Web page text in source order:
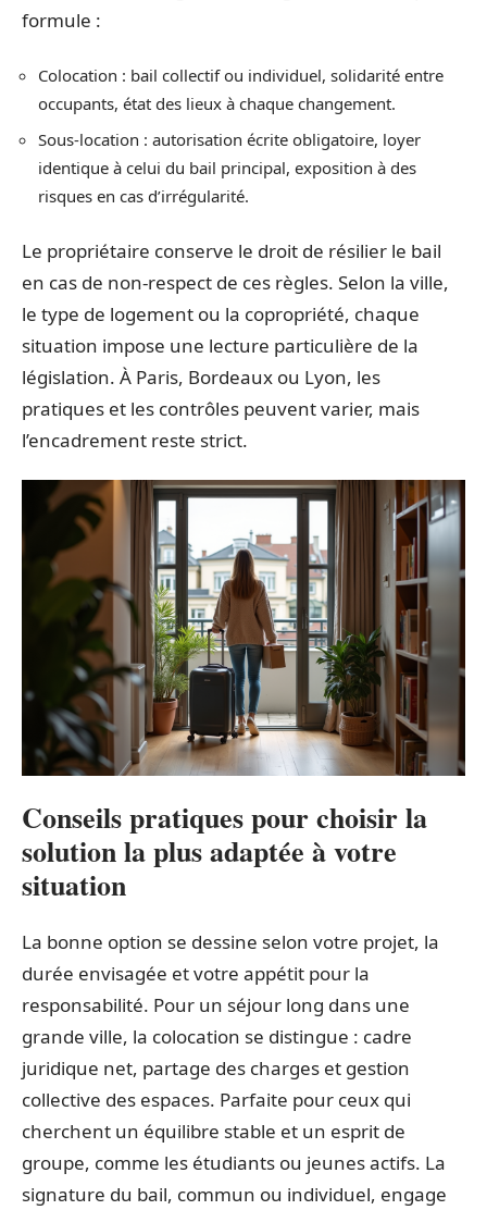
formule :
Colocation : bail collectif ou individuel, solidarité entre
occupants, état des lieux à chaque changement.
Sous-location : autorisation écrite obligatoire, loyer
identique à celui du bail principal, exposition à des
risques en cas d’irrégularité.
Le propriétaire conserve le droit de résilier le bail
en cas de non-respect de ces règles. Selon la ville,
le type de logement ou la copropriété, chaque
situation impose une lecture particulière de la
législation. À Paris, Bordeaux ou Lyon, les
pratiques et les contrôles peuvent varier, mais
l’encadrement reste strict.
Conseils pratiques pour choisir la
solution la plus adaptée à votre
situation
La bonne option se dessine selon votre projet, la
durée envisagée et votre appétit pour la
responsabilité. Pour un séjour long dans une
grande ville, la colocation se distingue : cadre
juridique net, partage des charges et gestion
collective des espaces. Parfaite pour ceux qui
cherchent un équilibre stable et un esprit de
groupe, comme les étudiants ou jeunes actifs. La
signature du bail, commun ou individuel, engage